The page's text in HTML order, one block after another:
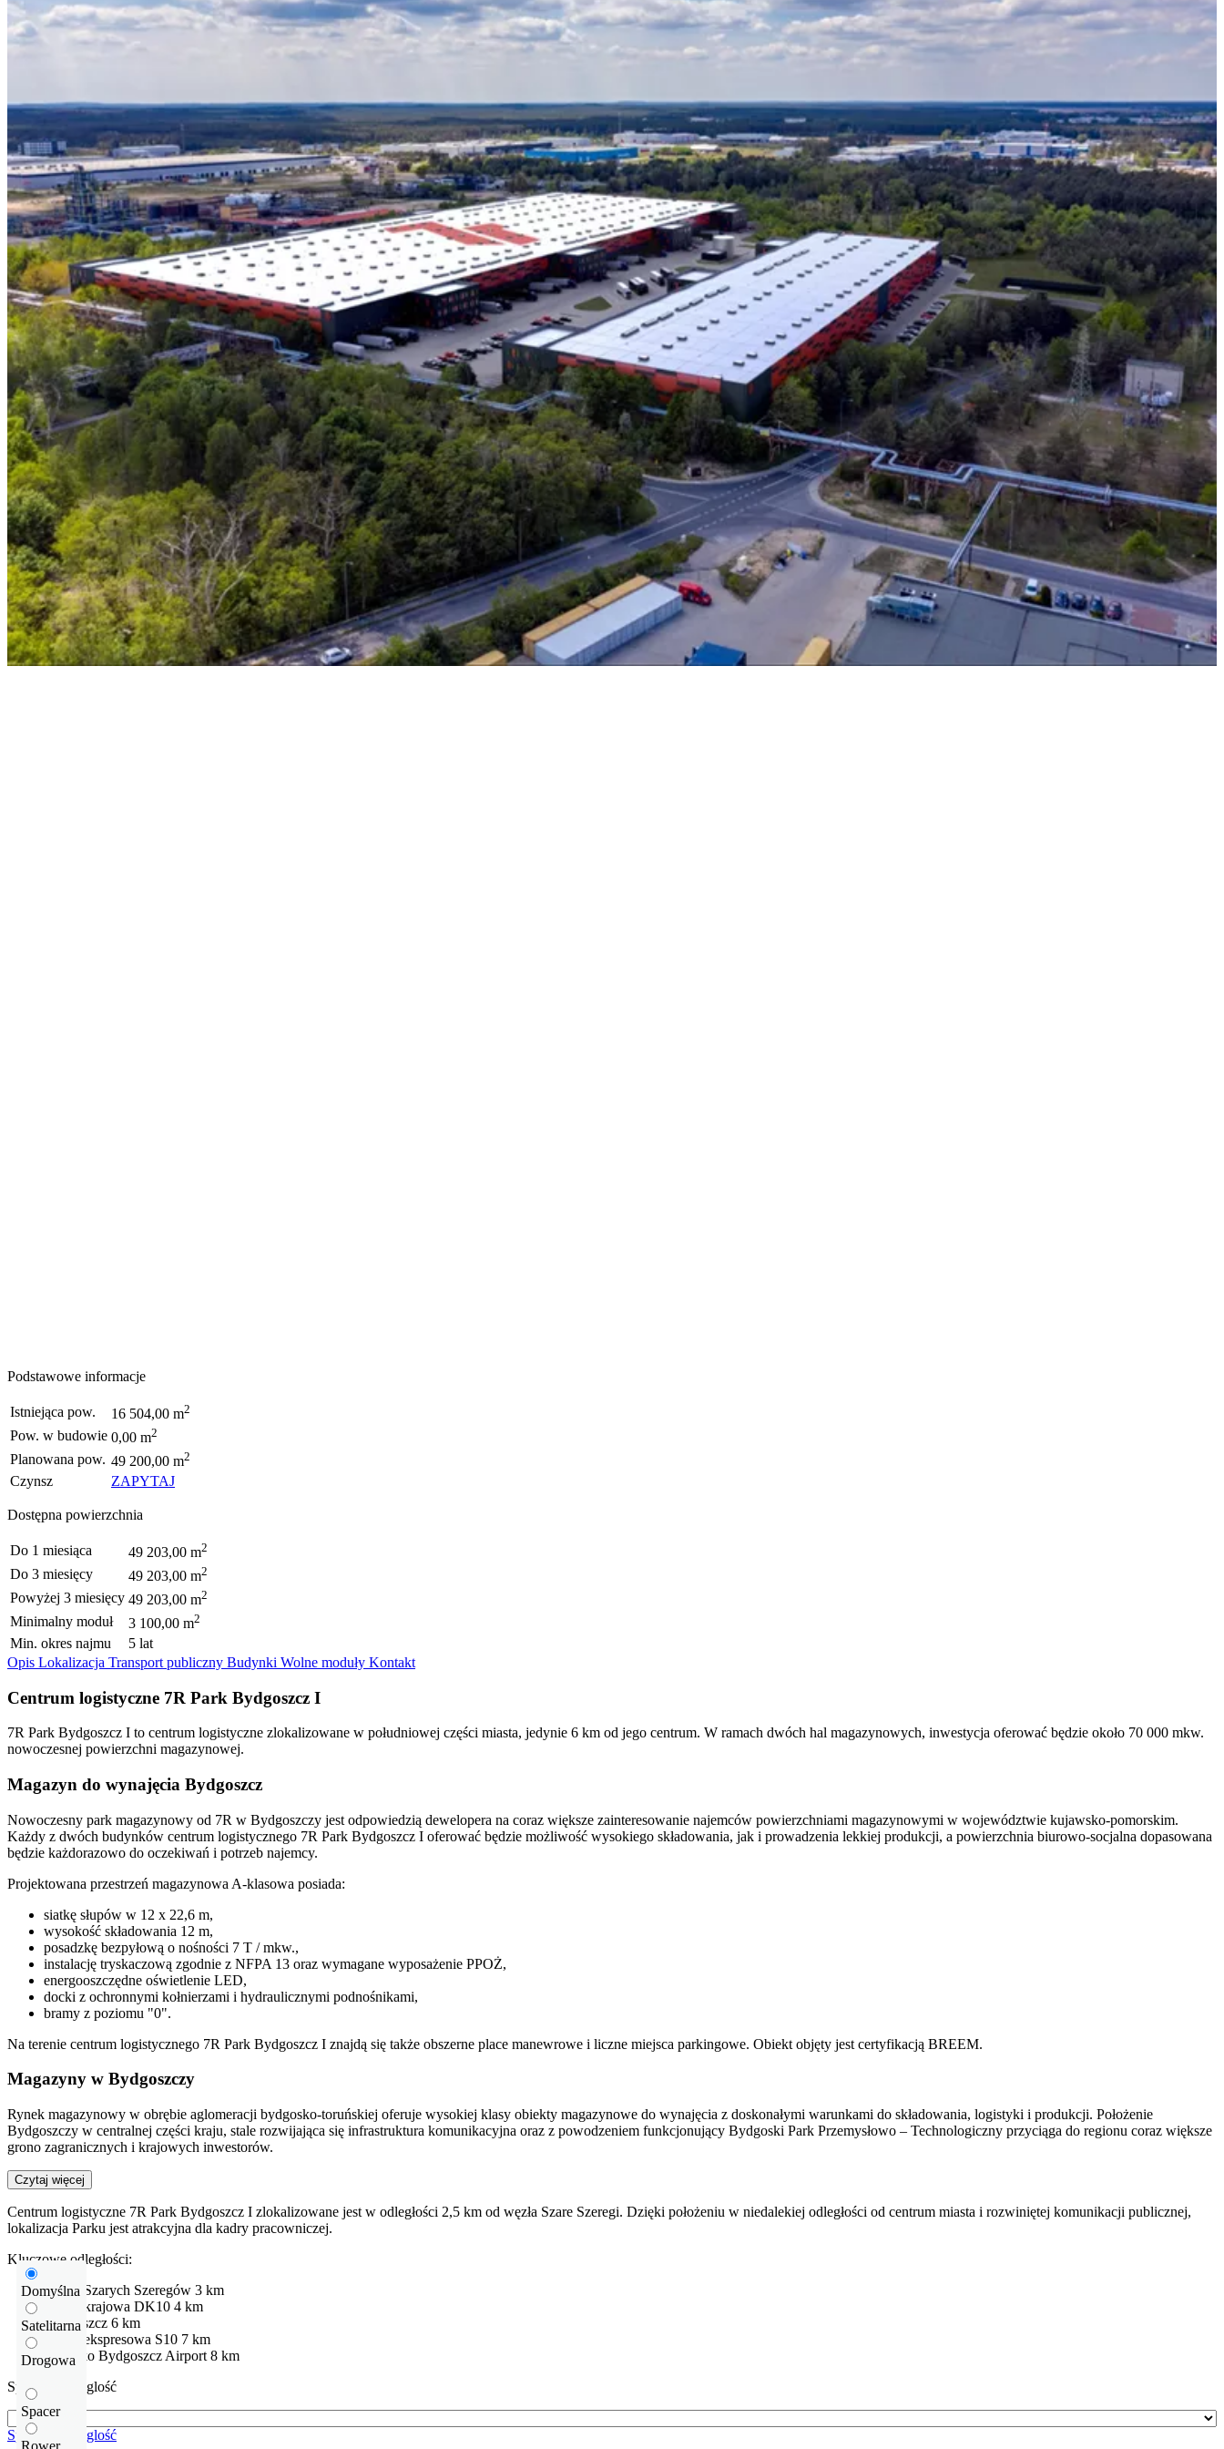
Podstawowe informacje
Istniejąca pow. 16 504,00 m2
Pow. w budowie 0,00 m2
Planowana pow. 49 200,00 m2
Czynsz ZAPYTAJ
Dostępna powierzchnia
Do 1 miesiąca 49 203,00 m2
Do 3 miesięcy 49 203,00 m2
Powyżej 3 miesięcy 49 203,00 m2
Minimalny moduł 3 100,00 m2
Min. okres najmu
5 lat
Opis Lokalizacja Transport publiczny Budynki Wolne moduły Kontakt
Centrum logistyczne 7R Park Bydgoszcz I
7R Park Bydgoszcz I to centrum logistyczne zlokalizowane w południowej części miasta, jedynie 6 km od jego centrum. W ramach dwóch hal magazynowych, inwestycja oferować będzie około 70 000 mkw.
nowoczesnej powierzchni magazynowej.
Magazyn do wynajęcia Bydgoszcz
Nowoczesny park magazynowy od 7R w Bydgoszczy jest odpowiedzią dewelopera na coraz większe zainteresowanie najemców powierzchniami magazynowymi w województwie kujawsko-pomorskim.
Każdy z dwóch budynków centrum logistycznego 7R Park Bydgoszcz I oferować będzie możliwość wysokiego składowania, jak i prowadzenia lekkiej produkcji, a powierzchnia biurowo-socjalna dopasowana
będzie każdorazowo do oczekiwań i potrzeb najemcy.
Projektowana przestrzeń magazynowa A-klasowa posiada:
siatkę słupów w 12 x 22,6 m,
wysokość składowania 12 m,
posadzkę bezpyłową o nośności 7 T / mkw.,
instalację tryskaczową zgodnie z NFPA 13 oraz wymagane wyposażenie PPOŻ,
energooszczędne oświetlenie LED,
docki z ochronnymi kołnierzami i hydraulicznymi podnośnikami,
bramy z poziomu "0".
Na terenie centrum logistycznego 7R Park Bydgoszcz I znajdą się także obszerne place manewrowe i liczne miejsca parkingowe. Obiekt objęty jest certyfikacją BREEM.
Magazyny w Bydgoszczy
Rynek magazynowy w obrębie aglomeracji bydgosko-toruńskiej oferuje wysokiej klasy obiekty magazynowe do wynajęcia z doskonałymi warunkami do składowania, logistyki i produkcji. Położenie
Bydgoszczy w centralnej części kraju, stale rozwijająca się infrastruktura komunikacyjna oraz z powodzeniem funkcjonujący Bydgoski Park Przemysłowo – Technologiczny przyciąga do regionu coraz większe
grono zagranicznych i krajowych inwestorów.
Czytaj więcej
Centrum logistyczne 7R Park Bydgoszcz I zlokalizowane jest w odległości 2,5 km od węzła Szare Szeregi. Dzięki położeniu w niedalekiej odległości od centrum miasta i rozwiniętej komunikacji publicznej,
lokalizacja Parku jest atrakcyjna dla kadry pracowniczej.
Domyślna
Satelitarna
Drogowa
Spacer
Rower
Kluczowe odległości:
Węzeł Szarych Szeregów 3 km
Droga krajowa DK10 4 km
Bydgoszcz 6 km
Droga ekspresowa S10 7 km
Lotnisko Bydgoszcz Airport 8 km
Sprawdź odleglość
Sprawdź odleglość